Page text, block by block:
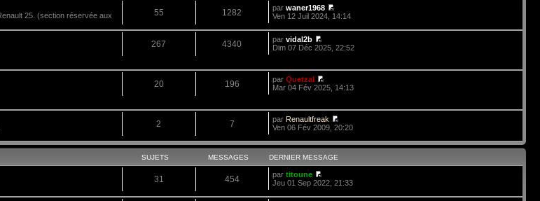
25. (section réservée aux
55 1282 parwaner1968
Ven 12 Juil 2024, 14:14
267 4340 parvidal2b
Dim 07 Déc 2025, 22:52
20 196 parQuetzal
Mar 04 Fév 2025, 14:13
2 7 parRenaultfreak
Ven 06 Fév 2009, 20:20
SUJETS MESSAGES DERNIER MESSAGE
31 454 partitoune
Jeu 01 Sep 2022, 21:33